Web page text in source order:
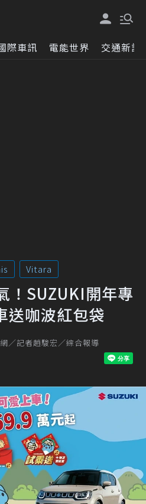
際車訊 電能世界 交通新訊
Vitara
！SUZUKI開年專
送咖波紅包袋
／記者趙駿宏／綜合報導